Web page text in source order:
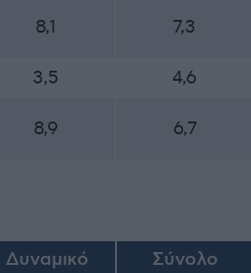
8,1 7,3
3,5 4,6
8,9 6,7
Δυναμικό Σύνολο